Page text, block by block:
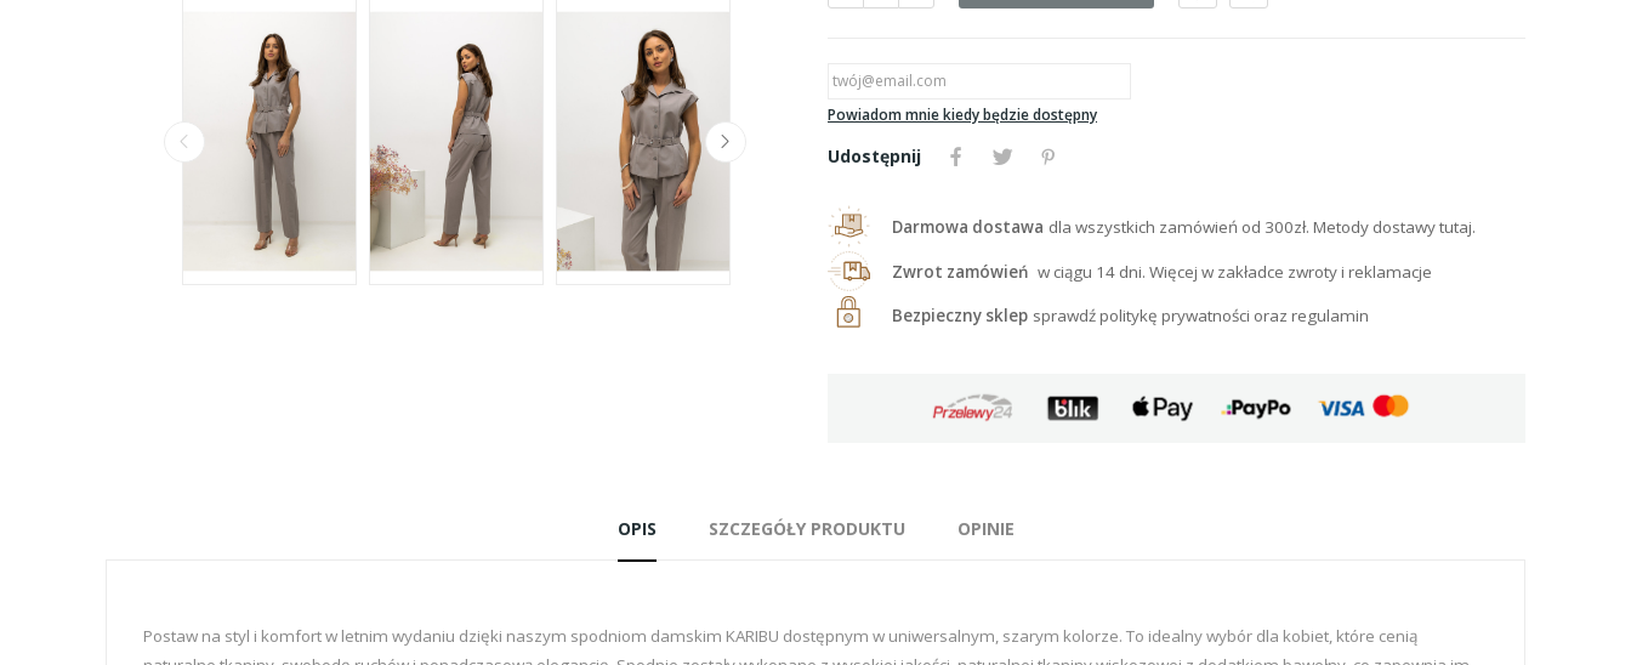
Powiadom mnie kiedy będzie dostępny
Udostępnij
Darmowa dostawa dla wszystkich zamówień od 300zł. Metody dostawy tutaj.
Zwrot zamówień w ciągu 14 dni. Więcej w zakładce zwroty i reklamacje
Bezpieczny sklep sprawdź politykę prywatności oraz regulamin
OPIS SZCZEGÓŁY PRODUKTU OPINIE
Postaw na styl i komfort w letnim wydaniu dzięki naszym spodniom damskim KARIBU dostępnym w uniwersalnym, szarym kolorze. To idealny wybór dla kobiet, które cenią